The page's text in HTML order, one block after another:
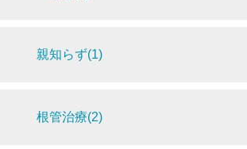
親知らず(1)
根管治療(2)